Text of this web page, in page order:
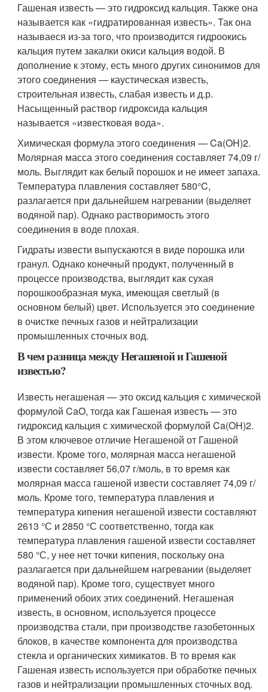
Гашеная известь — это гидроксид кальция. Также она
называется как «гидратированная известь». Так она
называеся из-за того, что производится гидроокись
кальция путем закалки окиси кальция водой. В
дополнение к этому, есть много других синонимов для
этого соединения — каустическая известь,
строительная известь, слабая известь и д.р.
Насыщенный раствор гидроксида кальция
называется «известковая вода».
Химическая формула этого соединения — Ca(OH)2.
Молярная масса этого соединения составляет 74,09 г/
моль. Выглядит как белый порошок и не имеет запаха.
Температура плавления составляет 580°C,
разлагается при дальнейшем нагревании (выделяет
водяной пар). Однако растворимость этого
соединения в воде плохая.
Гидраты извести выпускаются в виде порошка или
гранул. Однако конечный продукт, полученный в
процессе производства, выглядит как сухая
порошкообразная мука, имеющая светлый (в
основном белый) цвет. Используется это соединение
в очистке печных газов и нейтрализации
промышленных сточных вод.
В чем разница между Негашеной и Гашеной
известью?
Известь негашеная — это оксид кальция с химической
формулой CaO, тогда как Гашеная известь — это
гидроксид кальция с химической формулой Ca(OH)2.
В этом ключевое отличие Негашеной от Гашеной
извести. Кроме того, молярная масса негашеной
извести составляет 56,07 г/моль, в то время как
молярная масса гашеной извести составляет 74,09 г/
моль. Кроме того, температура плавления и
температура кипения негашеной извести составляют
2613 °С и 2850 °С соответственно, тогда как
температура плавления гашеной извести составляет
580 °С, у нее нет точки кипения, поскольку она
разлагается при дальнейшем нагревании (выделяет
водяной пар). Кроме того, существует много
применений обоих этих соединений. Негашеная
известь, в основном, используется процессе
производства стали, при производстве газобетонных
блоков, в качестве компонента для производства
стекла и органических химикатов. В то время как
Гашеная известь используется при обработке печных
газов и нейтрализации промышленных сточных вод.